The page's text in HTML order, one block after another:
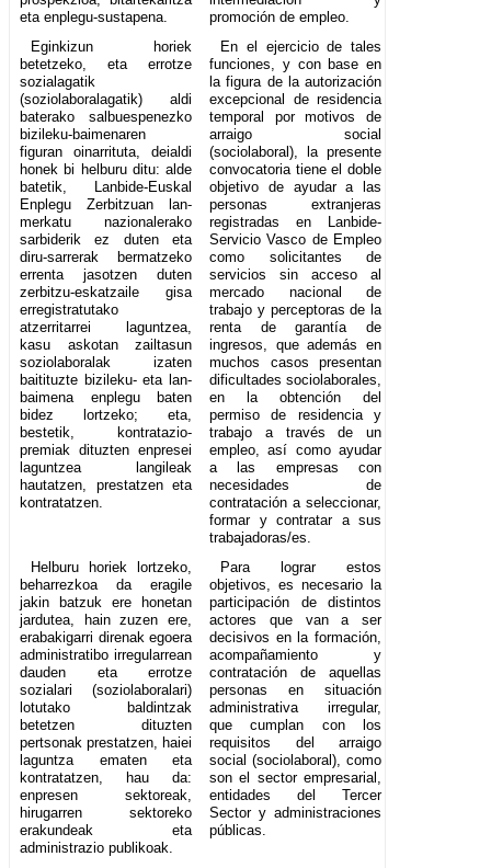
eta enplegu-sustapena.
promoción de empleo.
Eginkizun horiek
betetzeko, eta errotze
sozialagatik
(soziolaboralagatik) aldi
baterako salbuespenezko
bizileku-baimenaren
figuran oinarrituta, deialdi
honek bi helburu ditu: alde
batetik, Lanbide-Euskal
Enplegu Zerbitzuan lan-
merkatu nazionalerako
sarbiderik ez duten eta
diru-sarrerak bermatzeko
errenta jasotzen duten
zerbitzu-eskatzaile gisa
erregistratutako
atzerritarrei laguntzea,
kasu askotan zailtasun
soziolaboralak izaten
baitituzte bizileku- eta lan-
baimena enplegu baten
bidez lortzeko; eta,
bestetik, kontratazio-
premiak dituzten enpresei
laguntzea langileak
hautatzen, prestatzen eta
kontratatzen.
En el ejercicio de tales
funciones, y con base en
la figura de la autorización
excepcional de residencia
temporal por motivos de
arraigo social
(sociolaboral), la presente
convocatoria tiene el doble
objetivo de ayudar a las
personas extranjeras
registradas en Lanbide-
Servicio Vasco de Empleo
como solicitantes de
servicios sin acceso al
mercado nacional de
trabajo y perceptoras de la
renta de garantía de
ingresos, que además en
muchos casos presentan
dificultades sociolaborales,
en la obtención del
permiso de residencia y
trabajo a través de un
empleo, así como ayudar
a las empresas con
necesidades de
contratación a seleccionar,
formar y contratar a sus
trabajadoras/es.
Helburu horiek lortzeko,
beharrezkoa da eragile
jakin batzuk ere honetan
jardutea, hain zuzen ere,
erabakigarri direnak egoera
administratibo irregularrean
dauden eta errotze
sozialari (soziolaboralari)
lotutako baldintzak
betetzen dituzten
pertsonak prestatzen, haiei
laguntza ematen eta
kontratatzen, hau da:
enpresen sektoreak,
hirugarren sektoreko
erakundeak eta
administrazio publikoak.
Para lograr estos
objetivos, es necesario la
participación de distintos
actores que van a ser
decisivos en la formación,
acompañamiento y
contratación de aquellas
personas en situación
administrativa irregular,
que cumplan con los
requisitos del arraigo
social (sociolaboral), como
son el sector empresarial,
entidades del Tercer
Sector y administraciones
públicas.